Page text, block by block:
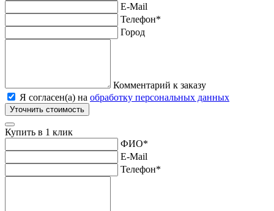
E-Mail
Телефон*
Город
Комментарий к заказу
Я согласен(а) на обработку персональных данных
Уточнить стоимость
Купить в 1 клик
ФИО*
E-Mail
Телефон*